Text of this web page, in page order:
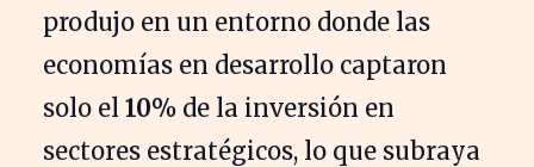
produjo en un entorno donde las
economías en desarrollo captaron
solo el 10% de la inversión en
sectores estratégicos, lo que subraya